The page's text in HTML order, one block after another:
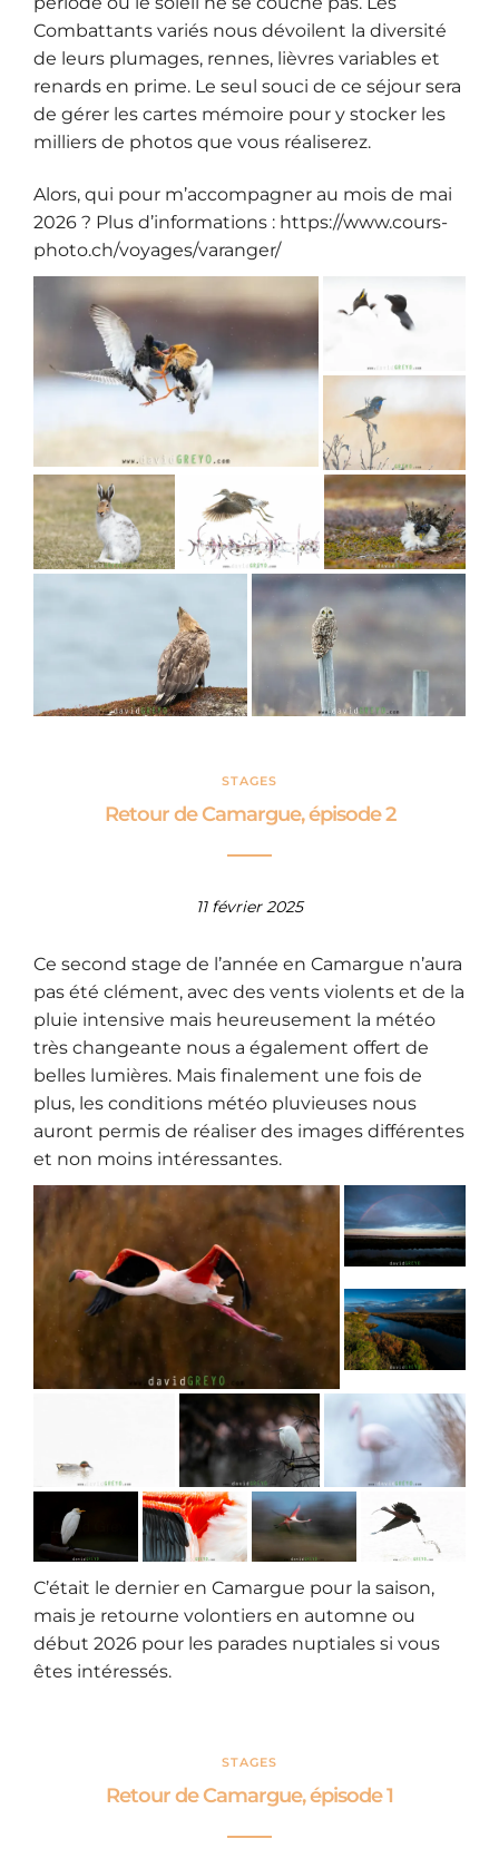
Combattants variés nous dévoilent la diversité
de leurs plumages, rennes, lièvres variables et
renards en prime. Le seul souci de ce séjour sera
de gérer les cartes mémoire pour y stocker les
milliers de photos que vous réaliserez.
Alors, qui pour m’accompagner au mois de mai
2026 ? Plus d’informations : https://www.cours-
photo.ch/voyages/varanger/
STAGES
Retour de Camargue, épisode 2
11 février 2025
Ce second stage de l’année en Camargue n’aura
pas été clément, avec des vents violents et de la
pluie intensive mais heureusement la météo
très changeante nous a également offert de
belles lumières. Mais finalement une fois de
plus, les conditions météo pluvieuses nous
auront permis de réaliser des images différentes
et non moins intéressantes.
C’était le dernier en Camargue pour la saison,
mais je retourne volontiers en automne ou
début 2026 pour les parades nuptiales si vous
êtes intéressés.
STAGES
Retour de Camargue, épisode 1